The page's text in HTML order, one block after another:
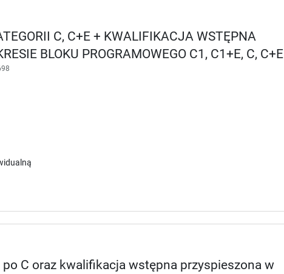
C, C+E + KWALIFIKACJA WSTĘPNA
BLOKU PROGRAMOWEGO C1, C1+E, C, C+E
C oraz kwalifikacja wstępna przyspieszona w